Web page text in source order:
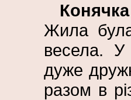
Жила
весела.
дуже
разом в